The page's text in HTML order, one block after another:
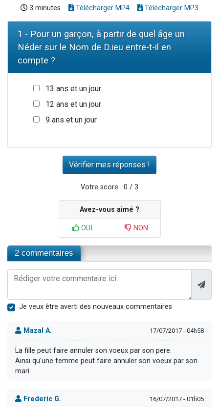
3 minutes Télécharger MP4 Télécharger MP3
1 - Pour un garçon, à partir de quel âge un
Néder sur le Nom de D.ieu entre-t-il en
compte ?
13 ans et un jour
12 ans et un jour
9 ans et un jour
Votre score : 0 / 3
Avez-vous aimé ?
OUI NON
2 commentaires
Je veux être averti des nouveaux commentaires
Mazal A. 17/07/2017 - 04h58
La fille peut faire annuler son voeux par son pere.
Ainsi qu'une femme peut faire annuler son voeux par son
mari
Frederic G. 16/07/2017 - 01h05